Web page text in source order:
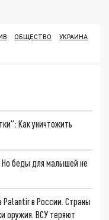
ОБЩЕСТВО
УКРАИНА
Как уничтожить
Но беды для малышей не
Palantir в России. Страны
оружия. ВСУ теряют